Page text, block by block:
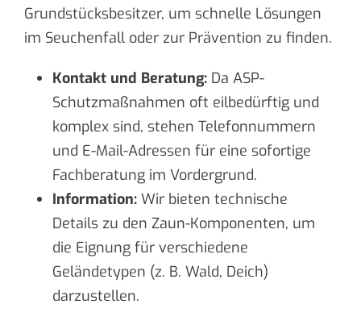
Grundstücksbesitzer, um schnelle Lösungen
im Seuchenfall oder zur Prävention zu finden.
Kontakt und Beratung: Da ASP-
Schutzmaßnahmen oft eilbedürftig und
komplex sind, stehen Telefonnummern
und E-Mail-Adressen für eine sofortige
Fachberatung im Vordergrund.
Information: Wir bieten technische
Details zu den Zaun-Komponenten, um
die Eignung für verschiedene
Geländetypen (z. B. Wald, Deich)
darzustellen.